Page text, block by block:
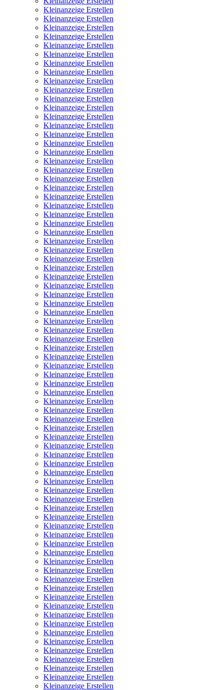
Kleinanzeige Erstellen
Kleinanzeige Erstellen
Kleinanzeige Erstellen
Kleinanzeige Erstellen
Kleinanzeige Erstellen
Kleinanzeige Erstellen
Kleinanzeige Erstellen
Kleinanzeige Erstellen
Kleinanzeige Erstellen
Kleinanzeige Erstellen
Kleinanzeige Erstellen
Kleinanzeige Erstellen
Kleinanzeige Erstellen
Kleinanzeige Erstellen
Kleinanzeige Erstellen
Kleinanzeige Erstellen
Kleinanzeige Erstellen
Kleinanzeige Erstellen
Kleinanzeige Erstellen
Kleinanzeige Erstellen
Kleinanzeige Erstellen
Kleinanzeige Erstellen
Kleinanzeige Erstellen
Kleinanzeige Erstellen
Kleinanzeige Erstellen
Kleinanzeige Erstellen
Kleinanzeige Erstellen
Kleinanzeige Erstellen
Kleinanzeige Erstellen
Kleinanzeige Erstellen
Kleinanzeige Erstellen
Kleinanzeige Erstellen
Kleinanzeige Erstellen
Kleinanzeige Erstellen
Kleinanzeige Erstellen
Kleinanzeige Erstellen
Kleinanzeige Erstellen
Kleinanzeige Erstellen
Kleinanzeige Erstellen
Kleinanzeige Erstellen
Kleinanzeige Erstellen
Kleinanzeige Erstellen
Kleinanzeige Erstellen
Kleinanzeige Erstellen
Kleinanzeige Erstellen
Kleinanzeige Erstellen
Kleinanzeige Erstellen
Kleinanzeige Erstellen
Kleinanzeige Erstellen
Kleinanzeige Erstellen
Kleinanzeige Erstellen
Kleinanzeige Erstellen
Kleinanzeige Erstellen
Kleinanzeige Erstellen
Kleinanzeige Erstellen
Kleinanzeige Erstellen
Kleinanzeige Erstellen
Kleinanzeige Erstellen
Kleinanzeige Erstellen
Kleinanzeige Erstellen
Kleinanzeige Erstellen
Kleinanzeige Erstellen
Kleinanzeige Erstellen
Kleinanzeige Erstellen
Kleinanzeige Erstellen
Kleinanzeige Erstellen
Kleinanzeige Erstellen
Kleinanzeige Erstellen
Kleinanzeige Erstellen
Kleinanzeige Erstellen
Kleinanzeige Erstellen
Kleinanzeige Erstellen
Kleinanzeige Erstellen
Kleinanzeige Erstellen
Kleinanzeige Erstellen
Kleinanzeige Erstellen
Kleinanzeige Erstellen